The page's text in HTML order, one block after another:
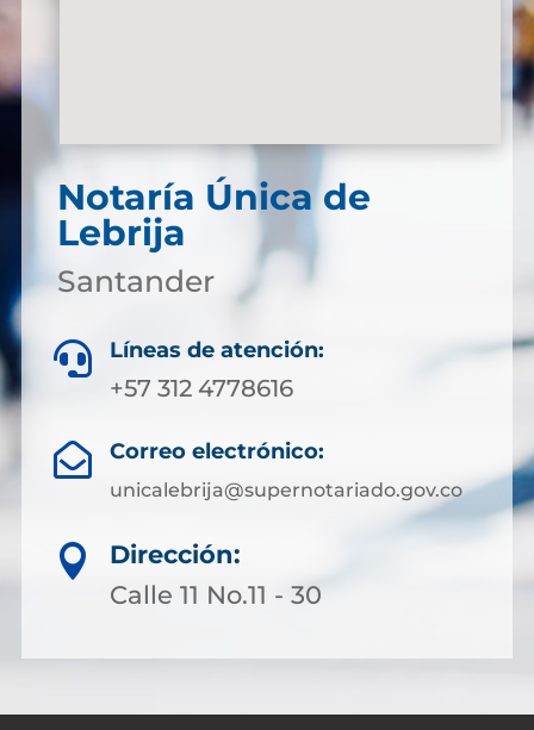
Notaría Única de
Lebrija
Santander
 Líneas de atención:
+57 312 4778616
 Correo electrónico:
unicalebrija@supernotariado.gov.co

Dirección:
Calle 11 No.11 - 30